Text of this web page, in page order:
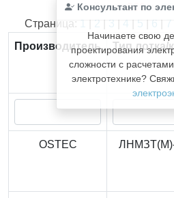
Консультант по
Начинаете свою
проектирования
сложности с
электротехнике?
Найдено366из
Страница: 1 | 2 | 3 | 4 | 5 | 6 | 7
Производитель
Тип лотка/
OSTEC